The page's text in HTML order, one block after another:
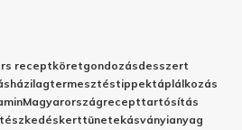
receptköretgondozásdesszert
házilagtermesztéstippektáplálkozás
Magyarországrecepttartósítás
kerttünetekásványianyag